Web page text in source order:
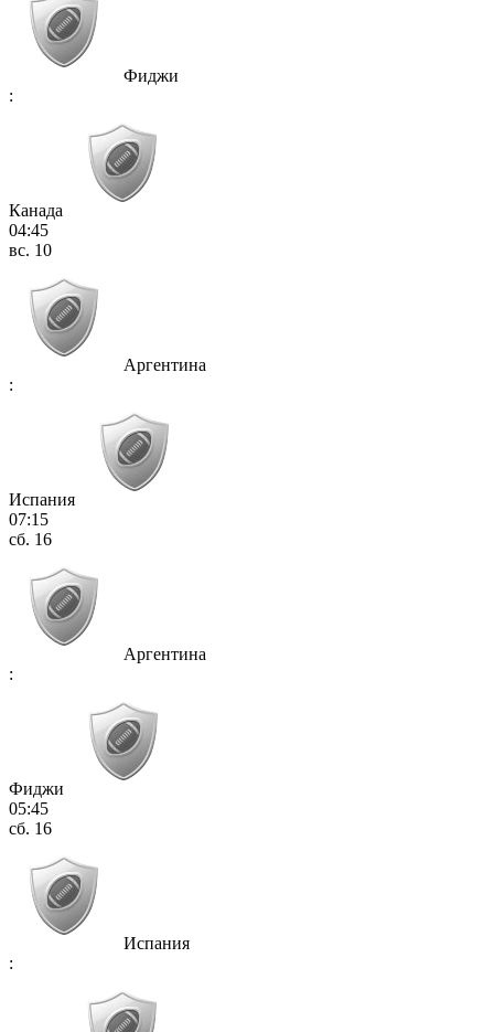
Фиджи
:
Канада
04:45
вс. 10
Аргентина
:
Испания
07:15
сб. 16
Аргентина
:
Фиджи
05:45
сб. 16
Испания
: